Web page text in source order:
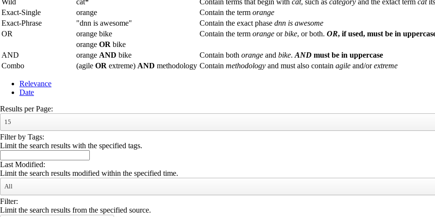
Wild
cat* Contain terms that begin with cat, such as category and the extact term cat
Exact-Single
orange Contain the term orange
Exact-Phrase
"dnn is awesome" Contain the exact phase dnn is awesome
OR
orange bike Contain the term orange orbike, or both. OR, if used, must be in
orange OR bike
AND
orange AND bike Contain both orange and bike. AND must be in uppercase
Combo
(agile OR extreme) AND methodology Contain methodology and must also contain agile and/orextreme
Relevance
Date
Results per Page:
15
Filter by Tags:
Limit the search results with the specified tags.
Last Modified:
Limit the search results modified within the specified time.
All
Filter:
Limit the search results from the specified source.